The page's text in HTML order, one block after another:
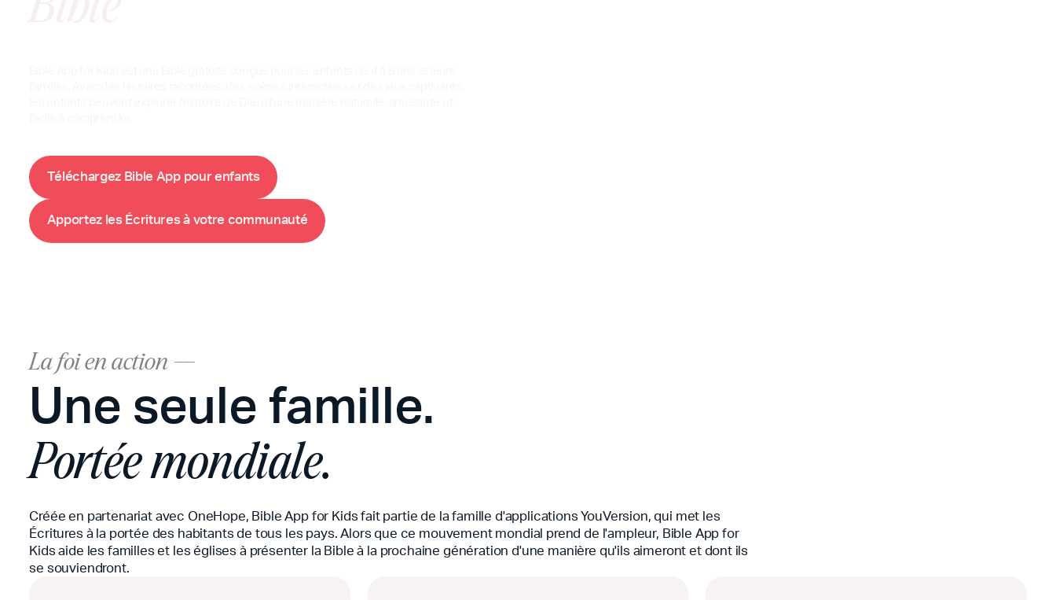
Téléchargez Bible App pourenfants
Apportez les Écrituresàvotre communauté
La foi en action ---
Une seule famille.
Portée mondiale.
Créée en partenariat avec OneHope, Bible App for Kids fait partie de la famille d'applications YouVersion, qui met les
Écritures à la portée des habitants de tous les pays. Alors que ce mouvement mondial prend de l'ampleur, Bible App for
Kids aide les familles et les églises à présenter la Bible à la prochaine génération d'une manière qu'ils aimeront et dont ils
se souviendront.